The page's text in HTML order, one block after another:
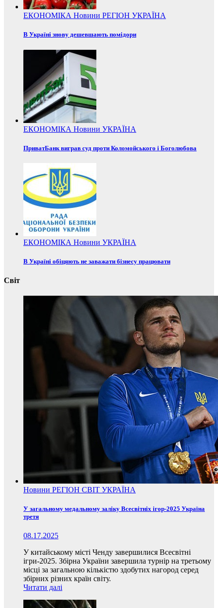
ЕКОНОМІКА Новини РЕГІОН УКРАЇНА
В Україні знову дешевшають помідори
ЕКОНОМІКА Новини УКРАЇНА
ПриватБанк виграв суд проти Коломойського і Боголюбова
ЕКОНОМІКА Новини УКРАЇНА
В Україні обіцяють не заважати бізнесу працювати
Світ
Новини РЕГІОН СВІТ УКРАЇНА
У загальному медальному заліку Всесвітніх ігор-2025 Україна
третя
08.17.2025
У китайському місті Ченду завершилися Всесвітні
ігри-2025. Збірна України завершила турнір на третьому
місці за загальною кількістю здобутих нагород серед
збірних різних країн світу.
Читати далі